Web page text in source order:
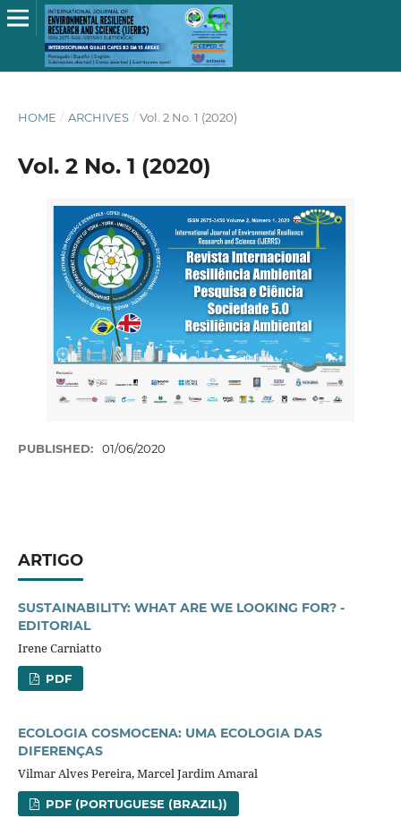
HOME / ARCHIVES / Vol. 2 No. 1 (2020)
Vol. 2 No. 1 (2020)
PUBLISHED: 01/06/2020
ARTIGO
SUSTAINABILITY: WHAT ARE WE LOOKING FOR? -
EDITORIAL
Irene Carniatto
PDF
ECOLOGIA COSMOCENA: UMA ECOLOGIA DAS
DIFERENÇAS
Vilmar Alves Pereira, Marcel Jardim Amaral
PDF (PORTUGUESE (BRAZIL))